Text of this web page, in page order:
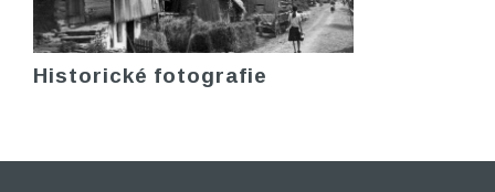
Historické fotografie